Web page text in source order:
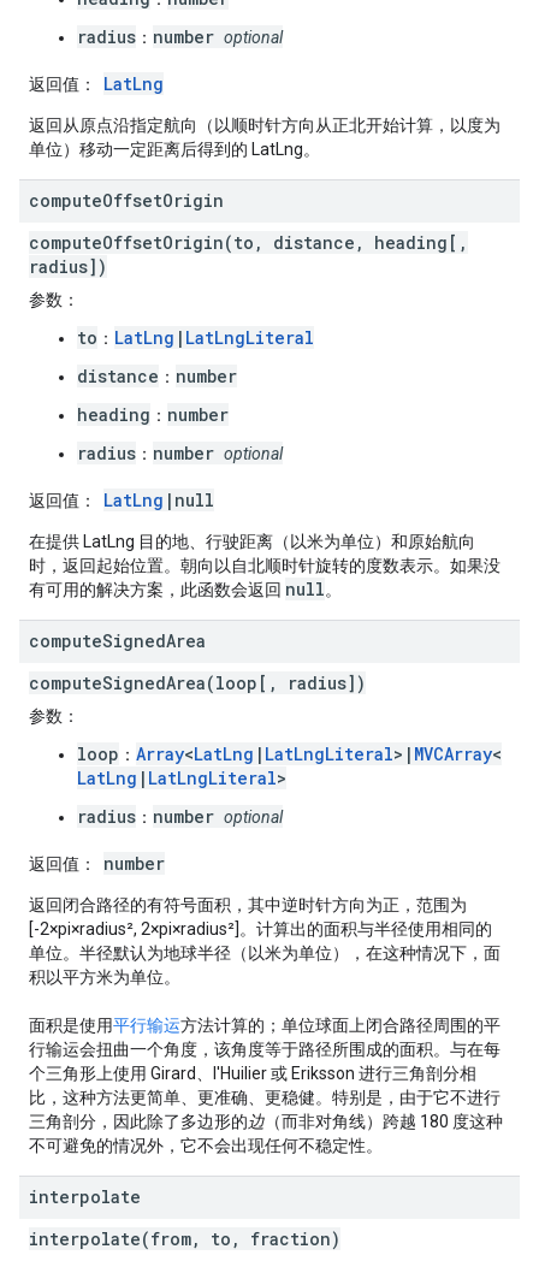
radius ： number optional
返回值 ： LatLng
返回从原点沿指定航向（以顺时针方向从正北开始计算，以度为
单位）移动一定距离后得到的 LatLng。
computeOffsetOrigin
computeOffsetOrigin(to, distance, heading[,
radius])
参数 ：
to ： LatLng | LatLngLiteral
distance ： number
heading ： number
radius ： number optional
返回值 ： LatLng |null
在提供 LatLng 目的地、行驶距离（以米为单位）和原始航向
时，返回起始位置。朝向以自北顺时针旋转的度数表示。如果没
有可用的解决方案，此函数会返回 null。
computeSignedArea
computeSignedArea(loop[, radius])
参数 ：
loop ： Array<LatLng | LatLngLiteral>| MVCArray<
LatLng | LatLngLiteral>
radius ： number optional
返回值 ： number
返回闭合路径的有符号面积，其中逆时针方向为正，范围为
[-2×pi×radius², 2×pi×radius²]。计算出的面积与半径使用相同的
单位。半径默认为地球半径（以米为单位），在这种情况下，面
积以平方米为单位。
面积是使用平行输运方法计算的；单位球面上闭合路径周围的平
行输运会扭曲一个角度，该角度等于路径所围成的面积。与在每
个三角形上使用 Girard、l'Huilier 或 Eriksson 进行三角剖分相
比，这种方法更简单、更准确、更稳健。特别是，由于它不进行
三角剖分，因此除了多边形的边 （而非对角线）跨越 180 度这种
不可避免的情况外，它不会出现任何不稳定性。
interpolate
interpolate(from, to, fraction)